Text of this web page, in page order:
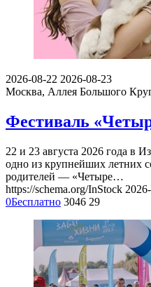
2026-08-22 2026-08-23
Москва, Аллея Большого
Фестиваль
22 и 23 августа 2026 года в
одно из крупнейших летних
родителей — «Четыре…
https://schema.org/InStock
0Бесплатно 3046 29